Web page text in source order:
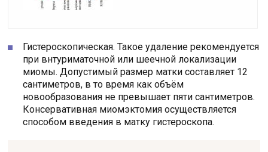
Гистероскопическая. Такое удаление рекомендуется
при внтуриматочной или шеечной локализации
миомы. Допустимый размер матки составляет 12
сантиметров, в то время как объём
новообразования не превышает пяти сантиметров.
Консервативная миомэктомия осуществляется
способом введения в матку гистероскопа.